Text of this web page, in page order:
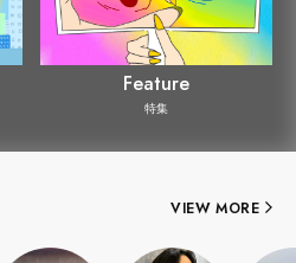
Feature
特集
VIEW MORE